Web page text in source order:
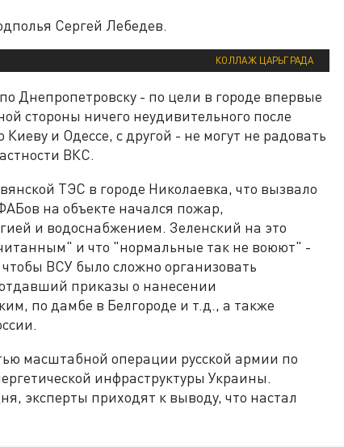
Сергей Лебедев.
КОЛЛАЖ ЦАРЬГРАДА
Днепропетровску - по цели в городе впервые
стороны ничего неудивительного после
и Одессе, с другой - не могут не радовать
ВКС.
ТЭС в городе Николаевка, что вызвало
на объекте начался пожар,
и водоснабжением. Зеленский на это
и что "нормальные так не воюют" -
ВСУ было сложно организовать
приказы о нанесении
по дамбе в Белгороде и т.д., а также
масштабной операции русской армии по
инфраструктуры Украины.
эксперты приходят к выводу, что настал